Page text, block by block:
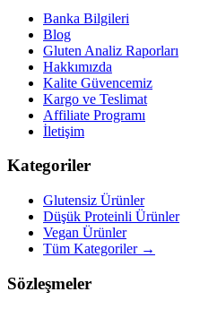
Banka Bilgileri
Blog
Gluten Analiz Raporları
Hakkımızda
Kalite Güvencemiz
Kargo ve Teslimat
Affiliate Programı
İletişim
Kategoriler
Glutensiz Ürünler
Düşük Proteinli Ürünler
Vegan Ürünler
Tüm Kategoriler →
Sözleşmeler